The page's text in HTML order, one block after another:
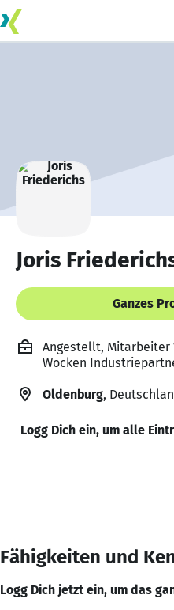
Joris
Ganzes
Angestellt, Mitarbeiter
Wocken
Oldenburg,
Logg Dich ein, um alle
Fähigkeiten und
Logg Dich jetzt ein, um das